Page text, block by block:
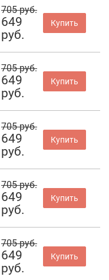
705 руб.
649
руб.
Купить
705 руб.
649
руб.
Купить
705 руб.
649
руб.
Купить
705 руб.
649
руб.
Купить
705 руб.
649
руб.
Купить